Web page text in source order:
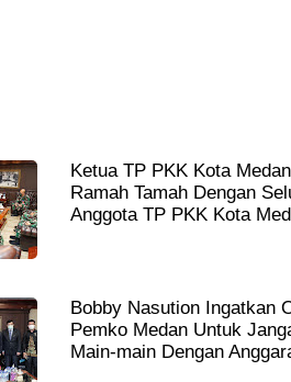
Ketua TP PKK Kota
Ramah Tamah Dengan
Anggota TP PKK Kota
Bobby Nasution Ingatkan
Pemko Medan Untuk
Main-main Dengan